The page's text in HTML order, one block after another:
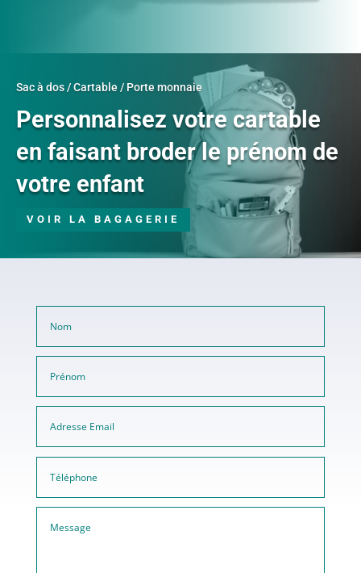
Sac à dos / Cartable / Porte monnaie
Personnalisez votre cartable
en faisant broder le prénom de
votre enfant
VOIR LA BAGAGERIE